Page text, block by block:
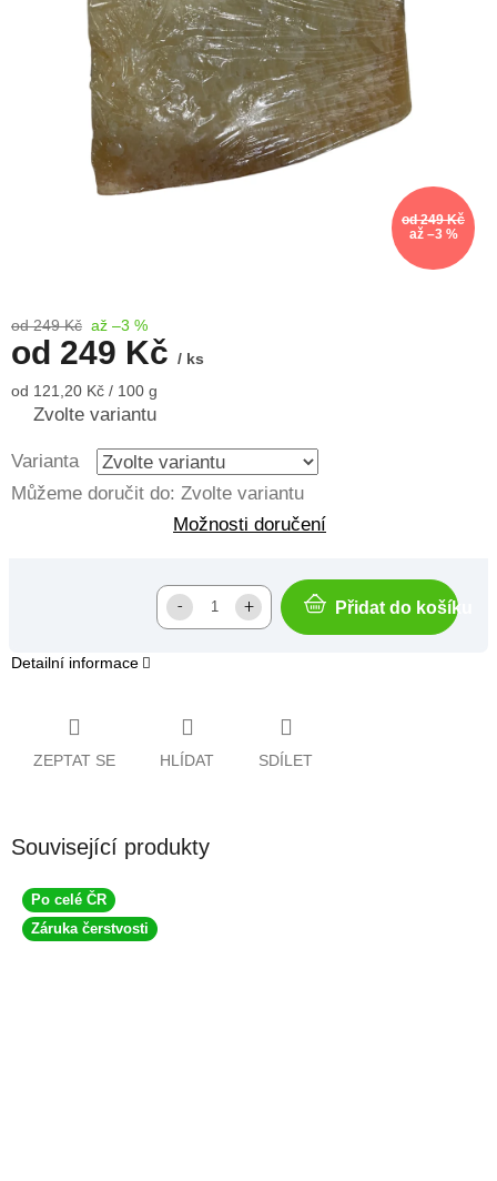
od 249 Kč
až –3 %
od 249 Kč až –3 %
od 249 Kč / ks
Měrná
cena:
od 121,20 Kč / 100 g
Zvolte variantu
Varianta
Můžeme doručit do: Zvolte variantu
Možnosti doručení
Přidat do košíku
Detailní informace
ZEPTAT SE HLÍDAT SDÍLET
Související produkty
Po celé ČR
Záruka čerstvosti